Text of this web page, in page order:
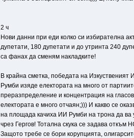
2 ч
Нови данни при еди колко си избирателна
дупетати, 180 дупетати и до утринта 240
са фанах да сменям накладките!
В крайна сметка, победата на
Румби изяде електората на много от
преразпределение и концентрация на
електората е много отчаян;))) И какво се
на площада качиха ИИ Румби на трона да ва
чрез Гергов! Тотална скука се задава
Защото требе се бори корупцията,